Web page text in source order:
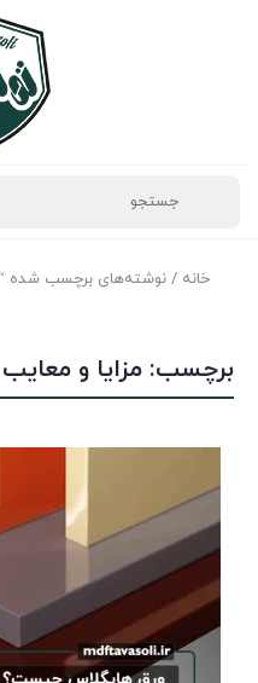
خانه / نوشته‌های برچسب شده
برچسب: مزایا و